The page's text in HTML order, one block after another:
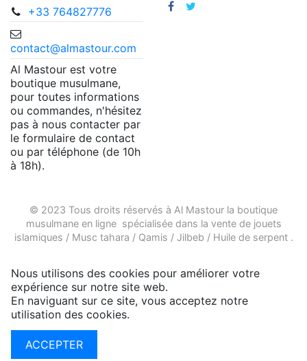
+33 764827776
contact@almastour.com
Al Mastour est votre
boutique musulmane,
pour toutes informations
ou commandes, n'hésitez
pas à nous contacter par
le formulaire de contact
ou par téléphone (de 10h
à 18h).
© 2023 Tous droits réservés à Al Mastour la boutique
musulmane en lignespécialisée dans la vente de jouets
islamiques / Musc tahara / Qamis / Jilbeb / Huile de serpent.
Nous utilisons des cookies pour améliorer votre
expérience sur notre site web.
En naviguant sur ce site, vous acceptez notre
utilisation des cookies.
ACCEPTER